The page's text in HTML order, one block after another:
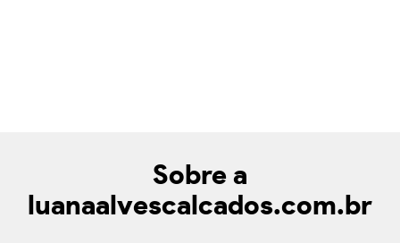
Sobre a
luanaalvescalcados.com.br